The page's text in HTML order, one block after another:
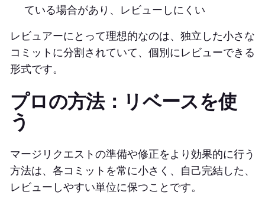
ている場合があり、レビューしにくい
レビュアーにとって理想的なのは、独立した小さな
コミットに分割されていて、個別にレビューできる
形式です。
プロの方法：リベースを使
う
マージリクエストの準備や修正をより効果的に行う
方法は、各コミットを常に小さく、自己完結した、
レビューしやすい単位に保つことです。